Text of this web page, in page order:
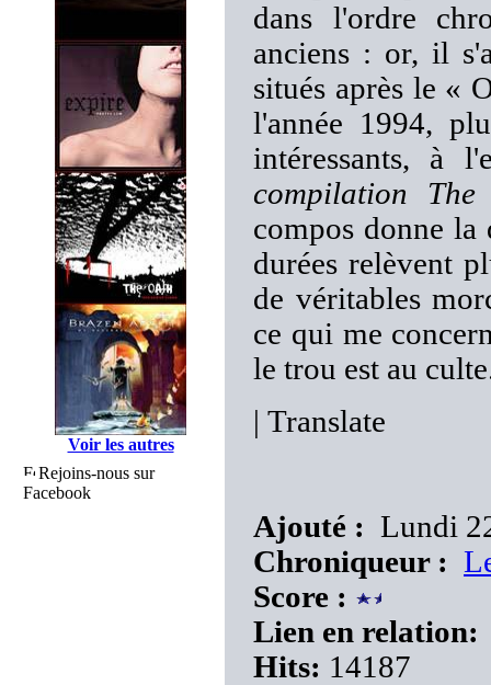
Voir les autres
Rejoins-nous sur
Facebook
dans l'ordre
anciens : or, il
situés après le «
l'année 1994,
intéressants, à
compilation
compos donne la
durées relèvent
de véritables
ce qui me
le trou est au
| Translate
Ajouté : Lundi
Chroniqueur :
Score :
Lien en relation:
Hits: 14187